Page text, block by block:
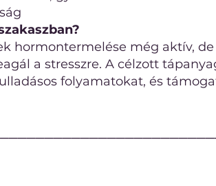
hormontermelése még aktív,
a stresszre. A célzott
folyamatokat, és